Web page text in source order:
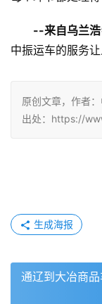
--来自乌兰
中振运车的服务让
原创文章，作者
出处：https://
生成海报
通辽到大冶商品